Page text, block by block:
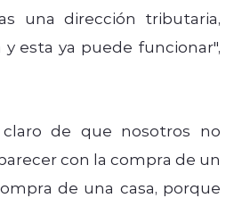
una dirección tributaria,
esta ya puede funcionar",
de que nosotros no
con la compra de un
de una casa, porque